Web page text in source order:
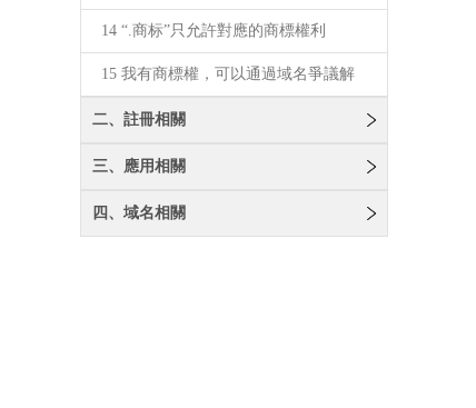
14 “.商标”只允許對應的商標權利
15 我有商標權，可以通過域名爭議解
二、註冊相關
三、應用相關
四、域名相關